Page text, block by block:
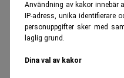
Användning av kakor innebär
IP-adress, unika identifierare
personuppgifter sker med
laglig grund.
Dina val av kakor